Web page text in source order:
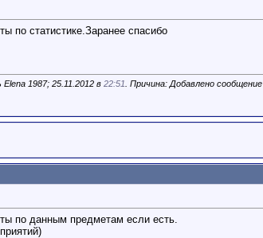
по статистике.Заранее спасибо
1987; 25.11.2012 в 22:51 . Причина: Добавлено сообщение
по данным предметам если есть.